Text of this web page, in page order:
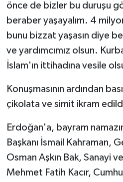
önce de bizler bu duruşu
beraber yaşayalım. 4
bunu bizzat yaşasın diye
ve yardımcımız olsun.
İslam'ın ittihadına vesile
Konuşmasının ardından
çikolata ve simit ikram
Erdoğan'a, bayram
Başkanı İsmail Kahraman,
Osman Aşkın Bak, Sanayi
Mehmet Fatih Kacır,